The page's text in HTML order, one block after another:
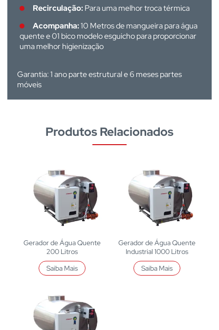
Recirculação:Para uma melhor troca térmica
Acompanha:10 Metros de mangueira para água
quente e 01 bico modelo esguicho para proporcionar
uma melhor higienização
Garantia: 1 ano parte estrutural e6 meses partes
móveis
Produtos Relacionados
Gerador de Água Quente
200 Litros
Saiba Mais
Gerador de Água Quente
Industrial 1000 Litros
Saiba Mais